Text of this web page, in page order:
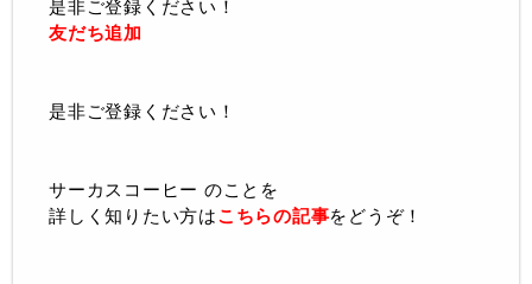
是非ご登録ください！
友だち追加
是非ご登録ください！
サーカスコーヒー のことを
詳しく知りたい方はこちらの記事をどうぞ！